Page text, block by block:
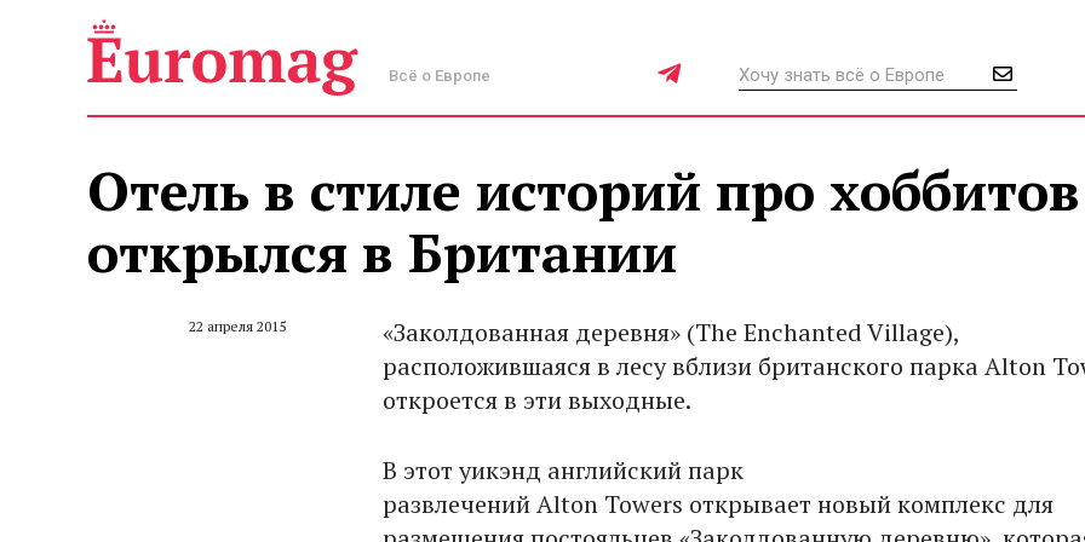
Всё о Европе
Отель в стиле историй про хоббитов
открылся в Британии
22 апреля 2015
«Заколдованная деревня» (The Enchanted Village),
расположившаяся в лесу вблизи британского парка Alton
откроется в эти выходные.
В этот уикэнд английский парк
развлечений Alton Towers открывает новый комплекс для